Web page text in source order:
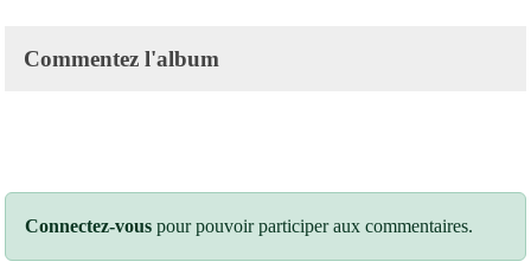
Commentez l'album
Connectez-vous pour pouvoir participer aux commentaires.